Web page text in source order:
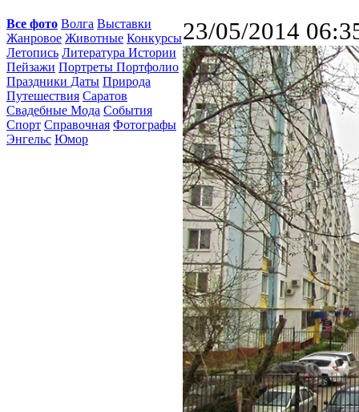
Все фото Волга Выставки
Жанровое Животные Конкурсы
Летопись Литература Истории
Пейзажи Портреты Портфолио
Праздники Даты Природа
Путешествия Саратов
Свадебные Мода События
Спорт Справочная Фотографы
Энгельс Юмор
23/05/2014